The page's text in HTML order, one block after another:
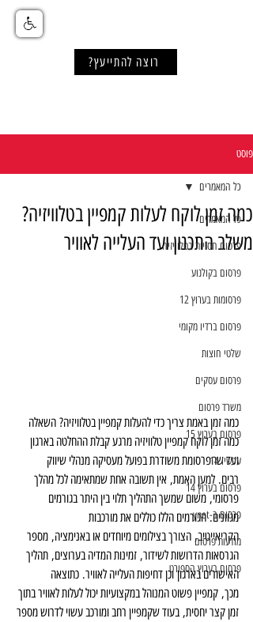
רוצה להתייעץ?
פוסט
כל המאמרים
פרסום חסויות בטלוויזיה
פרסום בקולנוע
פרסומות בערוץ 12
פרסום ברדיו מקומי
שלטי חוצות
פרסום עסקים
משרד פרסום
פרסום בערוץ 15
עכשיו 14
פרסום בערוץ 14
פרסום ב-ynet
מודעות פרסום
פרסום בערוץ הספורט
כל המאמרים
כמה זמן לוקח לעלות קמפיין בטלוויזיה?
משלב התכנון ועד העלייה לאוויר
כמה זמן באמת צריך כדי להעלות קמפיין בטלוויזיה? השאלה
כמה זמן לוקח קמפיין טלוויזיה מרגע קבלת ההחלטה בארגון
ועד שהפרסומת משודרת בפועל מעסיקה מנהלי שיווק
רבים. למען האמת, אין תשובה אחת שמתאימה לכל מהלך
פרסומי, משום שמשך התהליך תלוי בין היתר בגורמים
מגוונים. הגורמים הללו כוללים את מורכבות
הקריאייטיב, הצורך בצילומים מיוחדים או באנימציה, מספר
הגרסאות הדרושות לשידור, זמינות המדיה בערוצים, תהליך
האישורים בארגון וכן דחיפות העלייה לאוויר. כתוצאה
מכך, קמפיין פשוט המנוהל במקצועיות יכול לעלות לאוויר בתוך
זמן קצר יחסית, בעוד שקמפיין רחב ומורכב עשוי לדרוש מספר